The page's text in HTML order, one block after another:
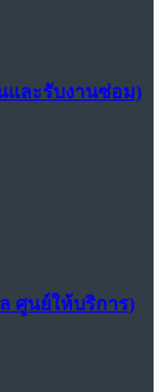
และรับงานซ่อม)
ศูนย์ให้บริการ)